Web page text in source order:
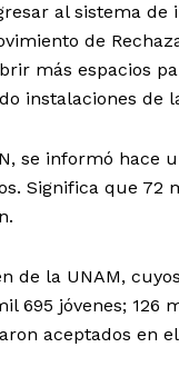
al sistema
de
más espacios
instalaciones de
se informó hace
Significa que
de la UNAM,
695 jóvenes; 126
aceptados en